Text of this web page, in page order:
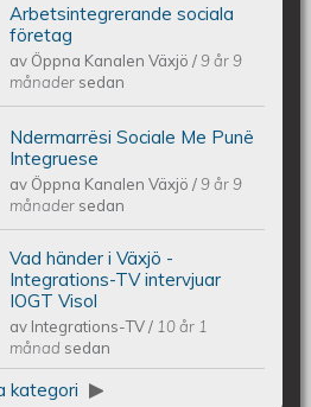
MÄNNISKOR
Arbetsintegrerande sociala
företag
av Öppna Kanalen Växjö/9 år 9
månader sedan
NEVOJA PËR
NË RRITJE
Ndermarrësi Sociale Me Punë
Integruese
av Öppna Kanalen Växjö/9 år 9
månader sedan
del 2
Vad händer i Växjö -
Integrations-TV intervjuar
IOGT Visol
av Integrations-TV/ 10 år 1
månad sedan
kategori